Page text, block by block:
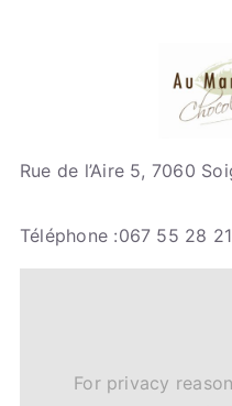
Rue de l’Aire 5, 7060
Téléphone :067 55 28 21
For privacy